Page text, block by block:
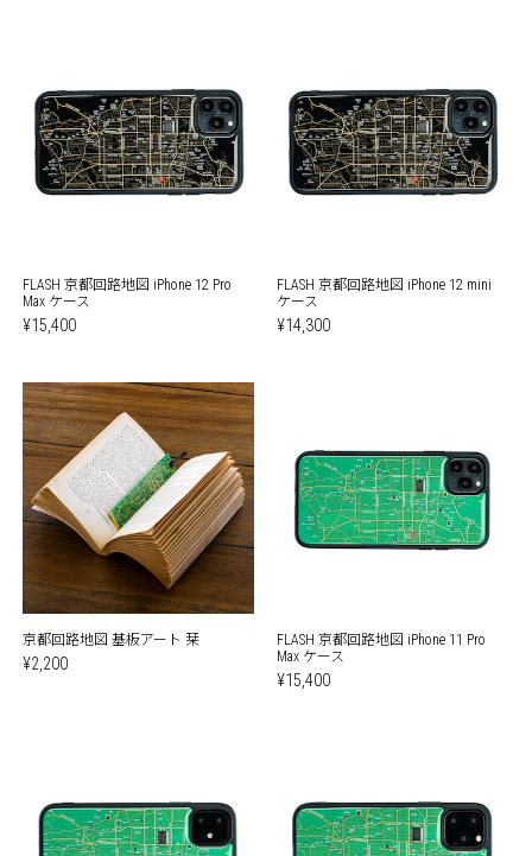
FLASH 京都回路地図 iPhone 12 Pro
Max ケース
¥15,400
FLASH 京都回路地図 iPhone 12 mini
ケース
¥14,300
京都回路地図 基板アート 栞
¥2,200
FLASH 京都回路地図 iPhone 11 Pro
Max ケース
¥15,400